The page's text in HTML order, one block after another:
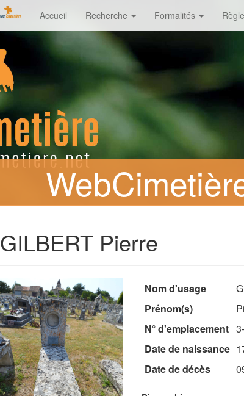
Accueil Recherche Formalités
GILBERT Pierre
Nom d'usage
Prénom(s)
N° d'emplacement
Date de naissance
Date de décès